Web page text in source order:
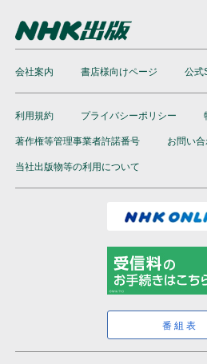
会社案内 書店様向けページ 公式
利用規約 プライバシーポリシー
著作権等管理事業者許諾番号 お問い
当社出版物等の利用について
番組表